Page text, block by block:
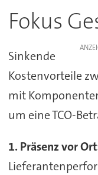
Fokus
Sinkende
Kostenvorteile
mit
um eine TCO-
1. Präsenz vor